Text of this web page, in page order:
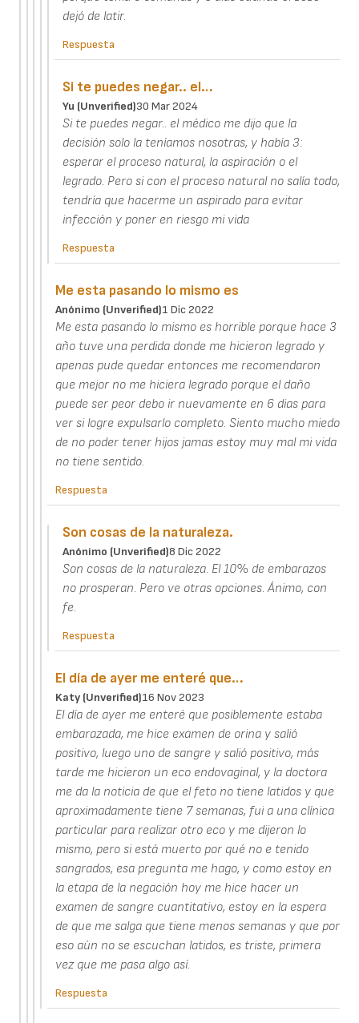
dejó de latir.
Respuesta
Si te puedes negar.. el…
Yu (unverified)30 Mar 2024
Si te puedes negar.. el médico me dijo que la
decisión solo la teníamos nosotras, y había 3:
esperar el proceso natural, la aspiración o el
legrado. Pero si con el proceso natural no salía todo,
tendría que hacerme un aspirado para evitar
infección y poner en riesgo mi vida
Respuesta
Me esta pasando lo mismo es
Anónimo (unverified)1 Dic 2022
Me esta pasando lo mismo es horrible porque hace 3
año tuve una perdida donde me hicieron legrado y
apenas pude quedar entonces me recomendaron
que mejor no me hiciera legrado porque el daño
puede ser peor debo ir nuevamente en 6 dias para
ver si logre expulsarlo completo. Siento mucho miedo
de no poder tener hijos jamas estoy muy mal mi vida
no tiene sentido.
Respuesta
Son cosas de la naturaleza.
Anónimo (unverified)8 Dic 2022
Son cosas de la naturaleza. El 10% de embarazos
no prosperan. Pero ve otras opciones. Ánimo, con
fe.
Respuesta
El día de ayer me enteré que…
Katy (unverified)16 Nov 2023
El día de ayer me enteré que posiblemente estaba
embarazada, me hice examen de orina y salió
positivo, luego uno de sangre y salió positivo, más
tarde me hicieron un eco endovaginal, y la doctora
me da la noticia de que el feto no tiene latidos y que
aproximadamente tiene 7 semanas, fui a una clínica
particular para realizar otro eco y me dijeron lo
mismo, pero si está muerto por qué no e tenido
sangrados, esa pregunta me hago, y como estoy en
la etapa de la negación hoy me hice hacer un
examen de sangre cuantitativo, estoy en la espera
de que me salga que tiene menos semanas y que por
eso aún no se escuchan latidos, es triste, primera
vez que me pasa algo así.
Respuesta